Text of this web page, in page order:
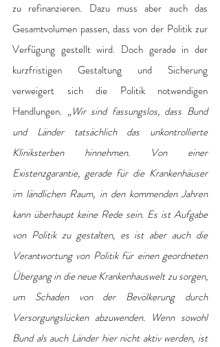
zu refinanzieren. Dazu muss aber auch das
Gesamtvolumen passen, dass von der Politik zur
Verfügung gestellt wird. Doch gerade in der
kurzfristigen Gestaltung und Sicherung
verweigert sich die Politik notwendigen
Handlungen. „Wir sind fassungslos, dass Bund
und Länder tatsächlich das unkontrollierte
Kliniksterben hinnehmen. Von einer
Existenzgarantie, gerade für die Krankenhäuser
im ländlichen Raum, in den kommenden Jahren
kann überhaupt keine Rede sein. Es ist Aufgabe
von Politik zu gestalten, es ist aber auch die
Verantwortung von Politik für einen geordneten
Übergang in die neue Krankenhauswelt zu sorgen,
um Schaden von der Bevölkerung durch
Versorgungslücken abzuwenden. Wenn sowohl
Bund als auch Länder hier nicht aktiv werden, ist